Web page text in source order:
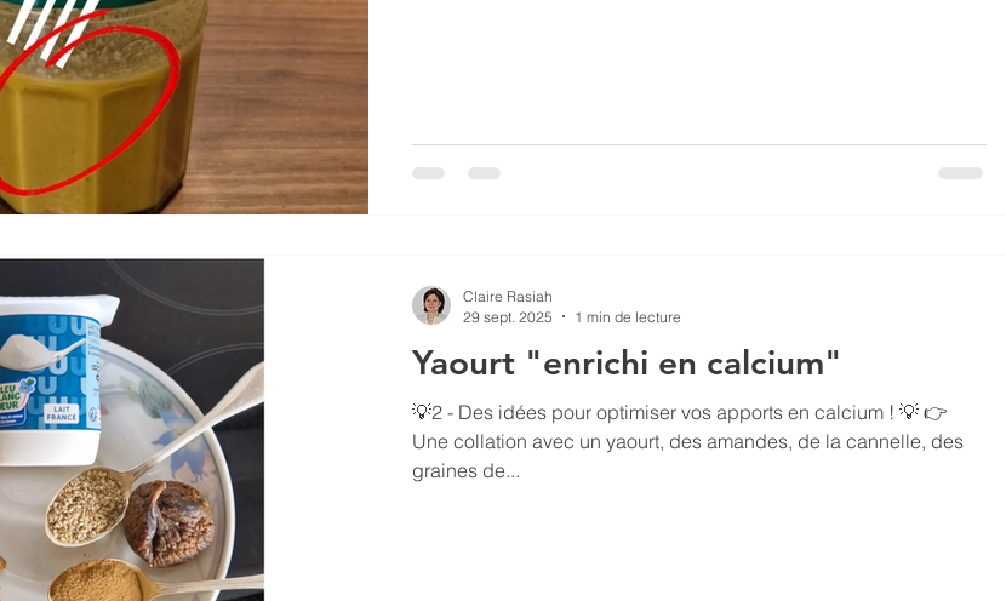
Yaourt "enrichi en calcium"
💡2 - Des idées pour optimiser vos apports en calcium ! 💡 👉
Une collation avec un yaourt, des amandes, de la cannelle, des
graines de...
Claire Rasiah
29 sept. 2025
1 min de lecture